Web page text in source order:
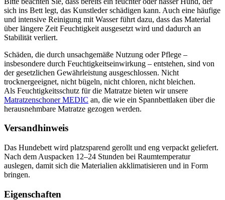
sich ins Bett legt, das Kunstleder schädigen kann. Auch eine häufige
und intensive Reinigung mit Wasser führt dazu, dass das Material
über längere Zeit Feuchtigkeit ausgesetzt wird und dadurch an
Stabilität verliert.
Schäden, die durch unsachgemäße Nutzung oder Pflege –
insbesondere durch Feuchtigkeitseinwirkung – entstehen, sind von
der gesetzlichen Gewährleistung ausgeschlossen. Nicht
trocknergeeignet, nicht bügeln, nicht chloren, nicht bleichen.
Als Feuchtigkeitsschutz für die Matratze bieten wir unsere
Matratzenschoner MEDIC an, die wie ein Spannbettlaken über die
herausnehmbare Matratze gezogen werden.
Versandhinweis
Das Hundebett wird platzsparend gerollt und eng verpackt geliefert.
Nach dem Auspacken 12–24 Stunden bei Raumtemperatur
auslegen, damit sich die Materialien akklimatisieren und in Form
bringen.
Eigenschaften